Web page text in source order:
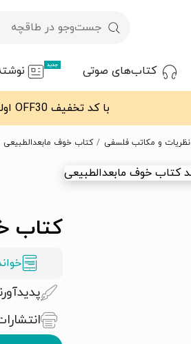
کتاب‌های صوتی جدید
با کد تخفیف OFF30 اولین کتاب الکترونیکی یا صوتی‌ات را با ۳۰٪ تخفیف از طاقچه دریافت کن.
نظریات و مکاتب فلسفی کتاب خوف مابعدالطبیعی
کتاب